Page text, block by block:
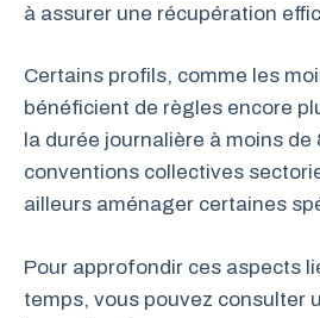
à assurer une récupération
Certains profils, comme les
bénéficient de règles encore
la durée journalière à moins de
conventions collectives
ailleurs aménager certaines
Pour approfondir ces aspects
temps, vous pouvez consulter